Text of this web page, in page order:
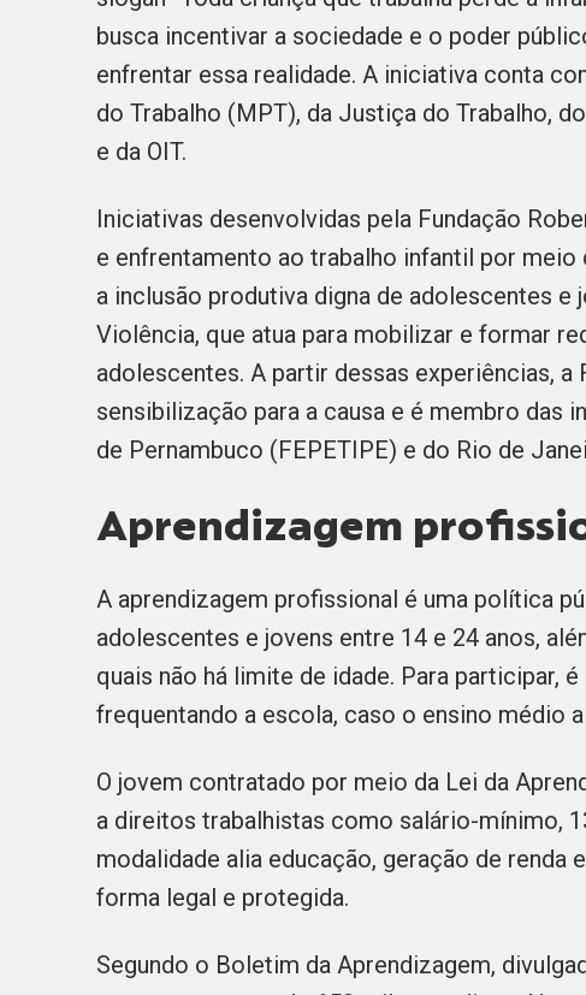
busca incentivar a sociedade e o poder
enfrentar essa realidade. A iniciativa conta
do Trabalho (MPT), da Justiça do Trabalho,
e da OIT.
Iniciativas desenvolvidas pela Fundação
e enfrentamento ao trabalho infantil por
a inclusão produtiva digna de adolescentes
Violência, que atua para mobilizar e formar
adolescentes. A partir dessas experiências, a
sensibilização para a causa e é membro das
de Pernambuco (FEPETIPE) e do Rio de
Aprendizagem
A aprendizagem profissional é uma política
adolescentes e jovens entre 14 e 24 anos,
quais não há limite de idade. Para participar,
frequentando a escola, caso o ensino médio
O jovem contratado por meio da Lei da
a direitos trabalhistas como salário-mínimo,
modalidade alia educação, geração de renda
forma legal e protegida.
Segundo o Boletim da Aprendizagem,